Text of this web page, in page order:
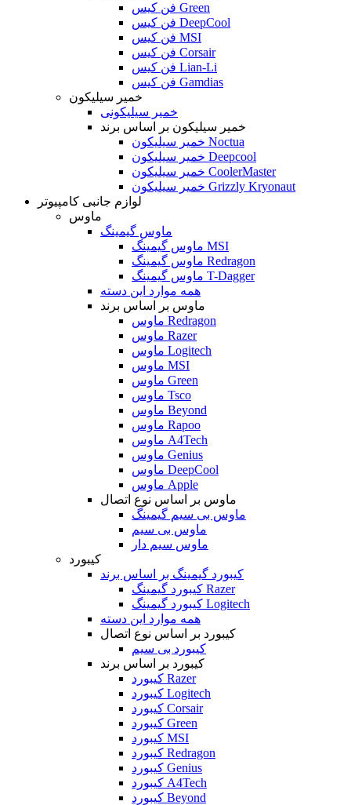
فن کیس Green
فن کیس DeepCool
فن کیس MSI
فن کیس Corsair
فن کیس Lian-Li
فن کیس Gamdias
خمیر سیلیکون
خمیر سیلیکونی
خمیر سیلیکون بر اساس برند
خمیر سیلیکون Noctua
خمیر سیلیکون Deepcool
خمیر سیلیکون CoolerMaster
خمیر سیلیکون Grizzly Kryonaut
لوازم جانبی کامپیوتر
ماوس
ماوس گیمینگ
ماوس گیمینگ MSI
ماوس گیمینگ Redragon
ماوس گیمینگ T-Dagger
همه موارد این دسته
ماوس بر اساس برند
ماوس Redragon
ماوس Razer
ماوس Logitech
ماوس MSI
ماوس Green
ماوس Tsco
ماوس Beyond
ماوس Rapoo
ماوس A4Tech
ماوس Genius
ماوس DeepCool
ماوس Apple
ماوس بر اساس نوع اتصال
ماوس بی سیم گیمینگ
ماوس بی سیم
ماوس سیم دار
کیبورد
کیبورد گیمینگ بر اساس برند
کیبورد گیمینگ Razer
کیبورد گیمینگ Logitech
همه موارد این دسته
کیبورد بر اساس نوع اتصال
کیبورد بی سیم
کیبورد بر اساس برند
کیبورد Razer
کیبورد Logitech
کیبورد Corsair
کیبورد Green
کیبورد MSI
کیبورد Redragon
کیبورد Genius
کیبورد A4Tech
کیبورد Beyond